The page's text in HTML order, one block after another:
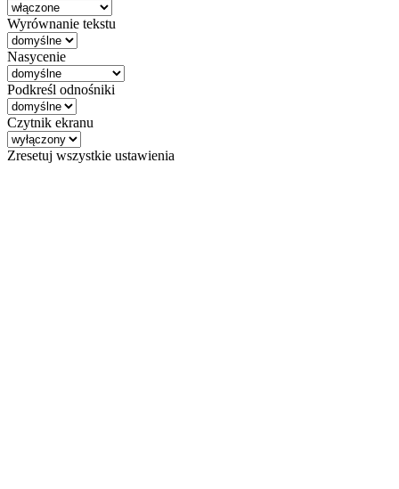
Wyrównanie tekstu
Nasycenie
Podkreśl odnośniki
Czytnik ekranu
Zresetuj wszystkie ustawienia